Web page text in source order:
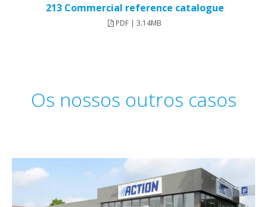
213 Commercial reference catalogue
PDF | 3.14MB
Os nossos outros casos